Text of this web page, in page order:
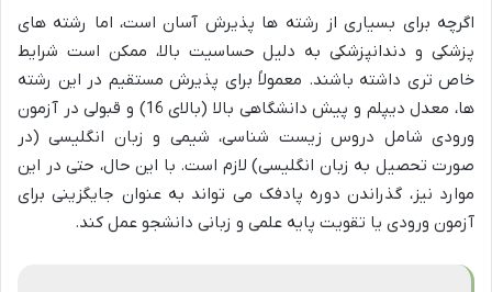
اگرچه برای بسیاری از رشته ها پذیرش آسان است، اما رشته های
پزشکی و دندانپزشکی به دلیل حساسیت بالا، ممکن است شرایط
خاص تری داشته باشند. معمولاً برای پذیرش مستقیم در این رشته
ها، معدل دیپلم و پیش دانشگاهی بالا (بالای 16) و قبولی در آزمون
ورودی شامل دروس زیست شناسی، شیمی و زبان انگلیسی (در
صورت تحصیل به زبان انگلیسی) لازم است. با این حال، حتی در این
موارد نیز، گذراندن دوره پادفک می تواند به عنوان جایگزینی برای
آزمون ورودی یا تقویت پایه علمی و زبانی دانشجو عمل کند.